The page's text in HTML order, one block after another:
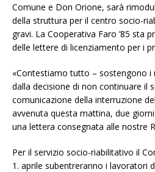
Comune e Don Orione, sarà
della struttura per il centro socio-
gravi. La Cooperativa Faro ’85 sta
delle lettere di licenziamento per i
«Contestiamo tutto – sostengono i
dalla decisione di non continuare il
comunicazione della interruzione
avvenuta questa mattina, due
una lettera consegnata alle nostre
Per il servizio socio-riabilitativo il
1. aprile subentreranno i lavoratori